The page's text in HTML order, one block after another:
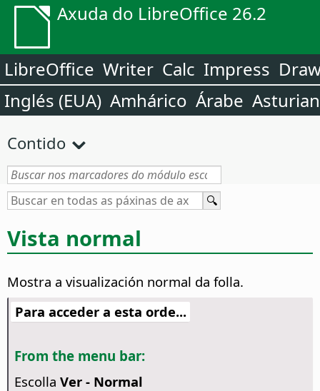
Axuda do LibreOffice 26.2
LibreOffice Writer Calc Impress
Inglés (EUA) Amhárico Árabe
Contido
Vista normal
Mostra a visualización normal da folla.
Para acceder a esta orde...
From the menu bar:
Escolla Ver - Normal